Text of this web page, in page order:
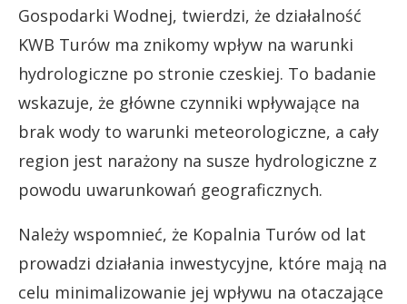
Gospodarki Wodnej, twierdzi, że działalność
KWB Turów ma znikomy wpływ na warunki
hydrologiczne po stronie czeskiej. To badanie
wskazuje, że główne czynniki wpływające na
brak wody to warunki meteorologiczne, a cały
region jest narażony na susze hydrologiczne z
powodu uwarunkowań geograficznych.
Należy wspomnieć, że Kopalnia Turów od lat
prowadzi działania inwestycyjne, które mają na
celu minimalizowanie jej wpływu na otaczające